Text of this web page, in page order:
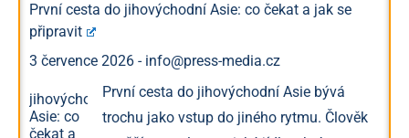
První cesta do jihovýchodní Asie: co čekat a jak se
připravit
3 července 2026 - info@press-media.cz
První cesta do jihovýchodní Asie bývá
trochu jako vstup do jiného rytmu. Člověk